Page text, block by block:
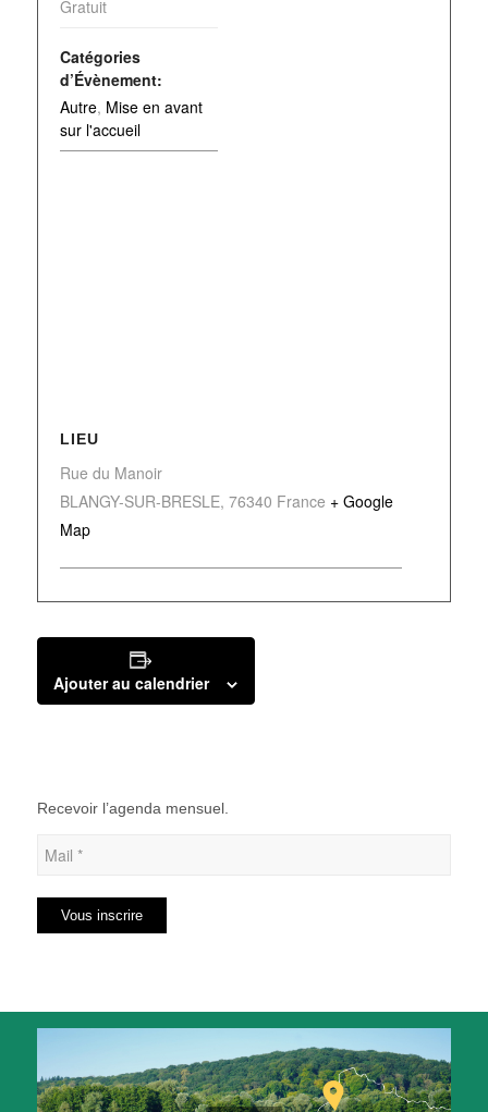
Gratuit
Catégories
d’Évènement:
Autre, Mise en avant
sur l'accueil
LIEU
Rue du Manoir
BLANGY-SUR-BRESLE, 76340 France + Google
Map
Ajouter au calendrier
Recevoir l’agenda mensuel.